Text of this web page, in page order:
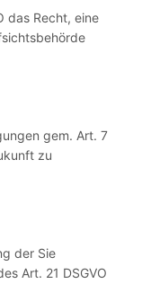
das Recht, eine
gem. Art. 7
zu
der Sie
Art. 21 DSGVO